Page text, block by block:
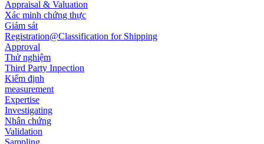
Appraisal & Valuation
Xác minh chứng thực
Giám sát
Registration@Classification for Shipping
Approval
Thử nghiệm
Third Party Inpection
Kiểm định
measurement
Expertise
Investigating
Nhân chứng
Validation
Sampling